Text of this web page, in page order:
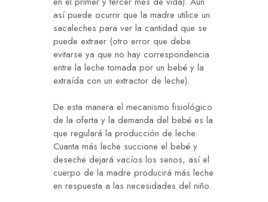
así puede ocurrir que la madre utilice un
sacaleches para ver la cantidad que se
puede extraer (otro error que debe
evitarse ya que no hay correspondencia
entre la leche tomada por un bebé y la
extraída con un extractor de leche).
De esta manera el mecanismo fisiológico
de la oferta y la demanda del bebé es la
que regulará la producción de leche.
Cuanta más leche succione el bebé y
deseche dejará vacíos los senos, así el
cuerpo de la madre producirá más leche
en respuesta a las necesidades del niño.